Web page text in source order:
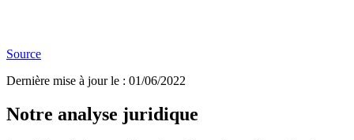
Source
Dernière mise à jour le : 01/06/2022
Notre analyse juridique